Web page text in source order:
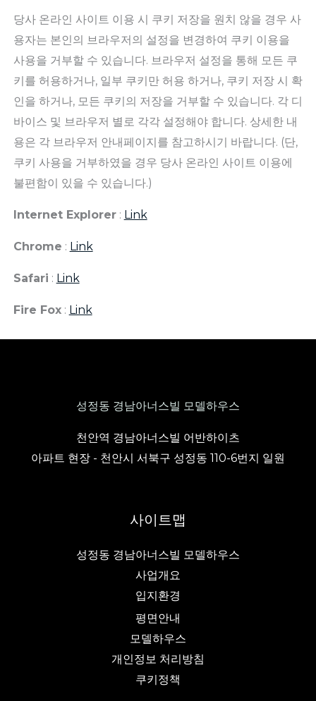
당사 온라인 사이트 이용 시 쿠키 저장을 원치 않을 경우 사
용자는 본인의 브라우저의 설정을 변경하여 쿠키 이용을
사용을 거부할 수 있습니다. 브라우저 설정을 통해 모든 쿠
키를 허용하거나, 일부 쿠키만 허용 하거나, 쿠키 저장 시 확
인을 하거나, 모든 쿠키의 저장을 거부할 수 있습니다. 각 디
바이스 및 브라우저 별로 각각 설정해야 합니다. 상세한 내
용은 각 브라우저 안내페이지를 참고하시기 바랍니다. (단,
쿠키 사용을 거부하였을 경우 당사 온라인 사이트 이용에
불편함이 있을 수 있습니다.)
Internet Explorer: Link
Chrome : Link
Safari : Link
Fire Fox: Link
성정동 경남아너스빌 모델하우스
천안역 경남아너스빌 어반하이츠
아파트 현장 - 천안시 서북구 성정동 110-6번지 일원
사이트맵
성정동 경남아너스빌 모델하우스
사업개요
입지환경
평면안내
모델하우스
개인정보 처리방침
쿠키정책